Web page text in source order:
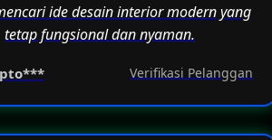
ide desain interior modern yang
tetap fungsional dan nyaman.
Verifikasi Pelanggan